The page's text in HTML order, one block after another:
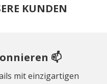
KUNDEN
📫
mit einzigartigen